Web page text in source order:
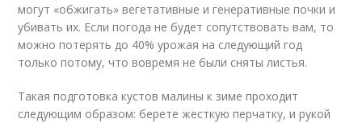
могут «обжигать» вегетативные и генеративные почки и
убивать их. Если погода не будет сопутствовать вам, то
можно потерять до 40% урожая на следующий год
только потому, что вовремя не были сняты листья.
Такая подготовка кустов малины к зиме проходит
следующим образом: берете жесткую перчатку, и рукой